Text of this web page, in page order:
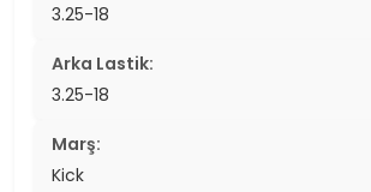
3.25-18
Arka Lastik:
3.25-18
Marş:
Kick